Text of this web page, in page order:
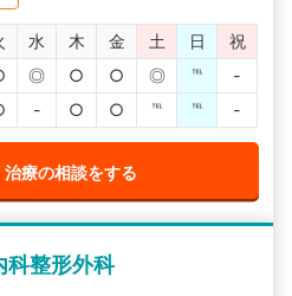
水 木 金 土 日
祝
◎ ○ ○ ◎ ℡
-
- ○ ○ ℡ ℡ -
治療の相談をする
科整形外科